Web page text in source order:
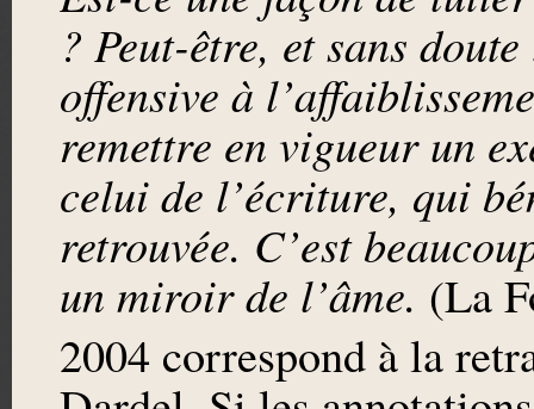
? Peut-être, et sans
offensive à
remettre en vigueur un
celui de l’écriture, qui
retrouvée. C’est
un miroir de l’âme. (La
2004 correspond à la